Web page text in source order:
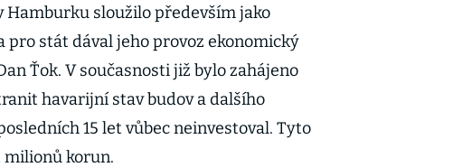
Hamburku sloužilo především jako
pro stát dával jeho provoz ekonomický
Ťok. V současnosti již bylo zahájeno
havarijní stav budov a dalšího
15 let vůbec neinvestoval. Tyto
korun.